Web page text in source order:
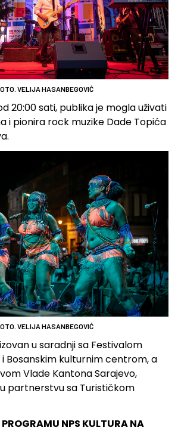
VELIJA HASANBEGOVIĆ
20:00 sati, publika je mogla uživati
i pionira rock muzike Dade Topića
VELIJA HASANBEGOVIĆ
u saradnji sa Festivalom
i Bosanskim kulturnim centrom, a
Vlade Kantona Sarajevo,
partnerstvu sa Turističkom
NPS KULTURA NA